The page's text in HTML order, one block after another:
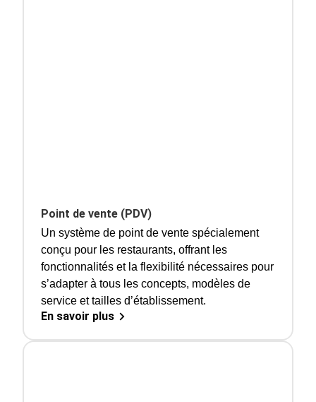
Point de vente (PDV)
Un système de point de vente spécialement
conçu pour les restaurants, offrant les
fonctionnalités et la flexibilité nécessaires pour
s’adapter à tous les concepts, modèles de
service et tailles d’établissement.
En savoir plus